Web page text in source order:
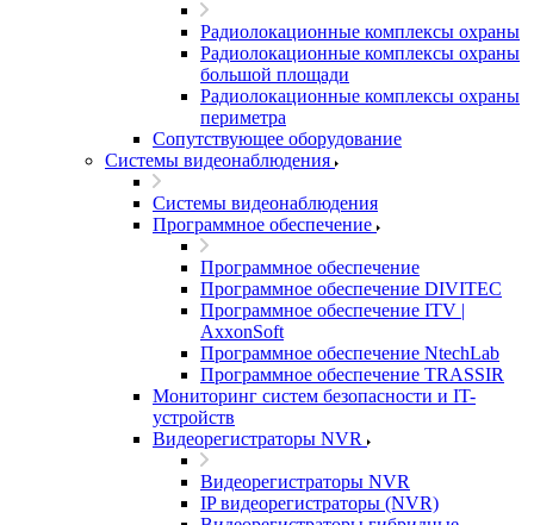
Радиолокационные комплексы охраны
Радиолокационные комплексы охраны
большой площади
Радиолокационные комплексы охраны
периметра
Сопутствующее оборудование
Системы видеонаблюдения
Системы видеонаблюдения
Программное обеспечение
Программное обеспечение
Программное обеспечение DIVITEC
Программное обеспечение ITV |
AxxonSoft
Программное обеспечение NtechLab
Программное обеспечение TRASSIR
Мониторинг систем безопасности и IT-
устройств
Видеорегистраторы NVR
Видеорегистраторы NVR
IP видеорегистраторы (NVR)